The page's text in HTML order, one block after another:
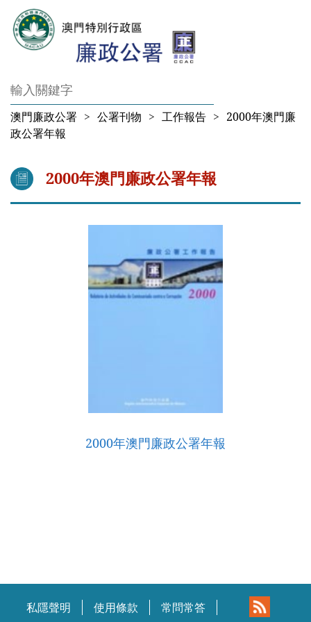
澳門廉政公署 > 公署刊物 > 工作報告 > 2000年澳門廉
政公署年報
2000年澳門廉政公署年報
2000年澳門廉政公署年報
私隱聲明 使用條款
常問常答